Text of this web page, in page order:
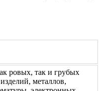
ровых, так и грубых
металлов,